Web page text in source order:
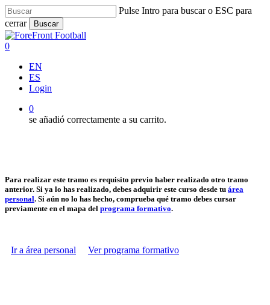
Saltar
al
contenido
principal
Pulse Intro para buscar o ESC para
cerrar
Buscar
Cerrar
búsqueda
0
EN
ES
Login
0
se añadió correctamente a su carrito.
Para realizar este tramo es requisito previo haber realizado otro tramo
anterior. Si ya lo has realizado, debes adquirir este curso desde tu área
personal. Si aún no lo has hecho, comprueba qué tramo debes cursar
previamente en el mapa del programa formativo.
Ir a área personal Ver programa formativo